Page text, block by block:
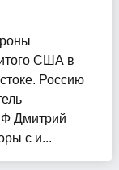
США в
Россию
Дмитрий
с и...